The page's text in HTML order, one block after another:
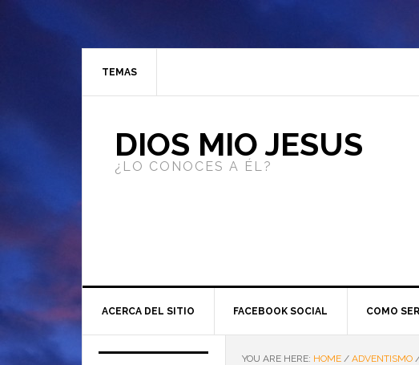
TEMAS
DIOS MIO JESUS
¿LO CONOCES A ÉL?
ACERCA DEL SITIO FACEBOOK SOCIAL COMO
YOU ARE HERE: HOME / ADVENTISMO